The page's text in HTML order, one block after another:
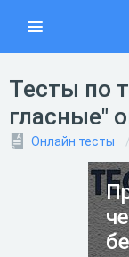
Тесты по
гласные"
Онлайн тесты